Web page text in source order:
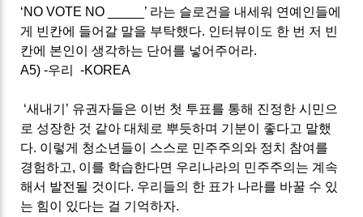
‘NO VOTE NO _____’ 라는 슬로건을 내세워 연예인들에
게 빈칸에 들어갈 말을 부탁했다. 인터뷰이도 한 번 저 빈
칸에 본인이 생각하는 단어를 넣어주어라.
A5) -우리 -KOREA
‘새내기 ’ 유권자들은 이번 첫 투표를 통해 진정한 시민으
로 성장한 것 같아 대체로 뿌듯하며 기분이 좋다고 말했
다. 이렇게 청소년들이 스스로 민주주의와 정치 참여를
경험하고, 이를 학습한다면 우리나라의 민주주의는 계속
해서 발전될 것이다. 우리들의 한 표가 나라를 바꿀 수 있
는 힘이 있다는 걸 기억하자.